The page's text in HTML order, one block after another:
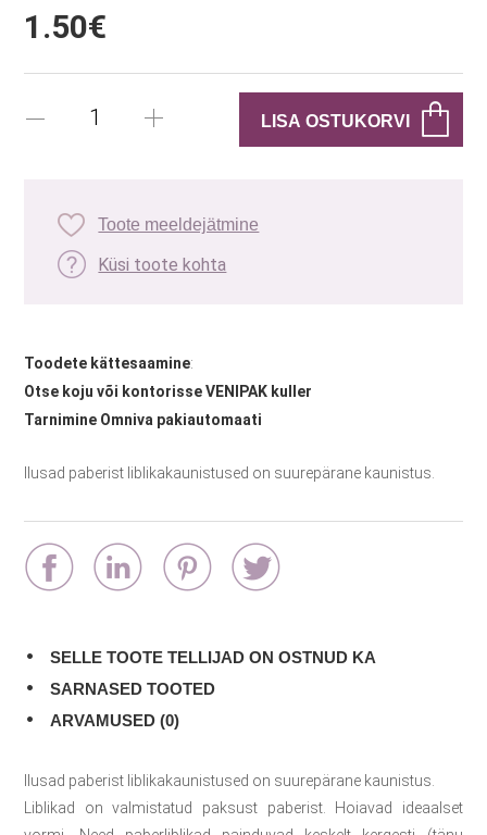
1.50€
Toote meeldejätmine
Küsi toote kohta
Toodete kättesaamine:
Otse koju või kontorisse VENIPAK kuller
Tarnimine Omniva pakiautomaati
Ilusad paberist liblikakaunistused on suurepärane kaunistus.
SELLE TOOTE TELLIJAD ON OSTNUD KA
SARNASED TOOTED
ARVAMUSED (0)
Ilusad paberist liblikakaunistused on suurepärane kaunistus.
Liblikad on valmistatud paksust paberist. Hoiavad ideaalset